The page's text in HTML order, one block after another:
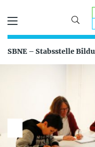
SBNE – Stabsstelle